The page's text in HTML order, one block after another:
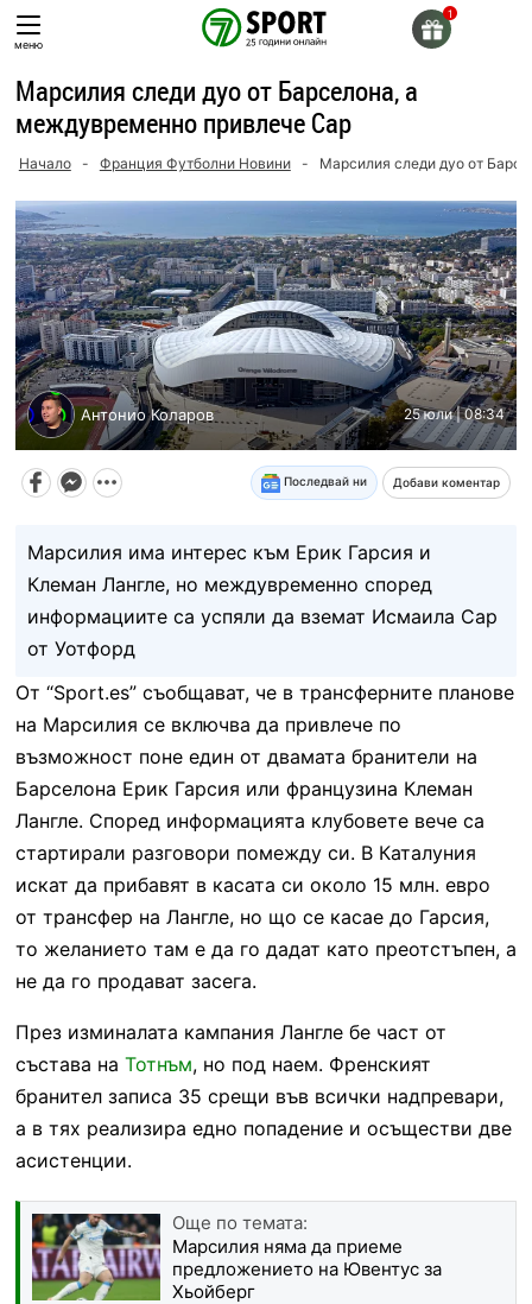
Skip
toменю
Марсилия следи дуо от Барселона, а
междувременно привлече Сар
Начало - Франция Футболни Новини - Марсилия следи дуо от
Антонио Коларов 25 юли | 08:34
Последвай ни Добави коментар
Марсилия има интерес към Ерик Гарсия и
Клеман Лангле, но междувременно според
информациите са успяли да вземат Исмаила Сар
от Уотфорд
От “Sport.es” съобщават, че в трансферните планове
на Марсилия се включва да привлече по
възможност поне един от двамата бранители на
Барселона Ерик Гарсия или французина Клеман
Лангле. Според информацията клубовете вече са
стартирали разговори помежду си. В Каталуния
искат да прибавят в касата си около 15 млн. евро
от трансфер на Лангле, но що се касае до Гарсия,
то желанието там е да го дадат като преотстъпен, а
не да го продават засега.
През изминалата кампания Лангле бе част от
състава на Тотнъм, но под наем. Френският
бранител записа 35 срещи във всички надпревари,
а в тях реализира едно попадение и осъществи две
асистенции.
Още по темата:
Марсилия няма да приеме
предложението на Ювентyс за
Хьойберг